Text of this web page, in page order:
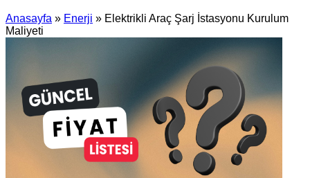
Anasayfa » Enerji » Elektrikli Araç Şarj İstasyonu Kurulum
Maliyeti